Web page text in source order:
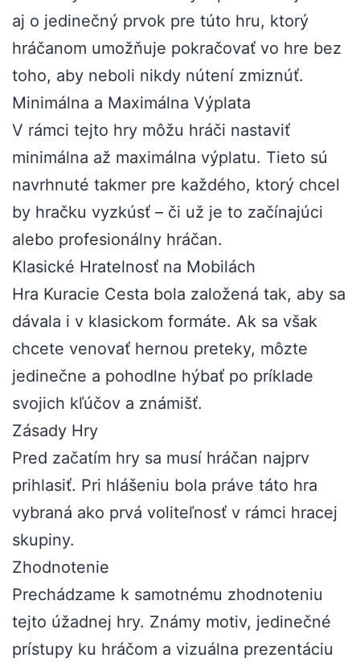
aj o jedinečný prvok pre túto hru, ktorý
hráčanom umožňuje pokračovať vo hre bez
toho, aby neboli nikdy nútení zmiznúť.
Minimálna a Maximálna Výplata
V rámci tejto hry môžu hráči nastaviť
minimálna až maximálna výplatu. Tieto sú
navrhnuté takmer pre každého, ktorý chcel
by hračku vyzkúsť – či už je to začínajúci
alebo profesionálny hráčan.
Klasické Hratelnosť na Mobilách
Hra Kuracie Cesta bola založená tak, aby sa
dávala i v klasickom formáte. Ak sa však
chcete venovať hernou preteky, môzte
jedinečne a pohodlne hýbať po príklade
svojich kľúčov a známišť.
Zásady Hry
Pred začatím hry sa musí hráčan najprv
prihlasiť. Pri hlášeniu bola práve táto hra
vybraná ako prvá voliteľnosť v rámci hracej
skupiny.
Zhodnotenie
Prechádzame k samotnému zhodnoteniu
tejto úžadnej hry. Známy motiv, jedinečné
prístupy ku hráčom a vizuálna prezentáciu